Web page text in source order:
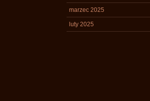
marzec 2025
luty 2025